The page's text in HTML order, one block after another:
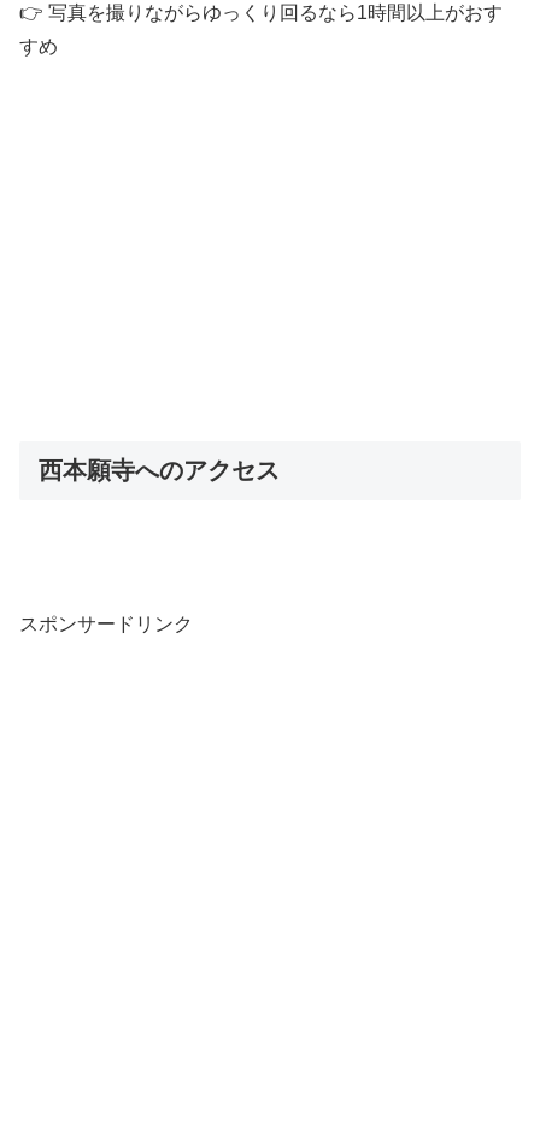
👉 写真を撮りながらゆっくり回るなら1時間以上がおす
すめ
西本願寺へのアクセス
スポンサードリンク